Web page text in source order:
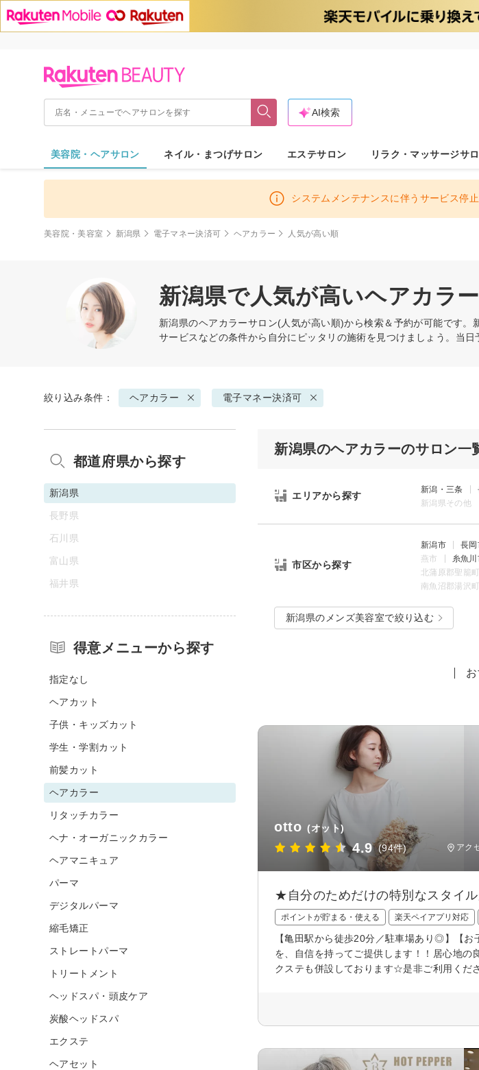
AI検索
美容院・ヘアサロン ネイル・まつげサロン エステサロン リラク・マッサージサ
システムメンテナンスに伴うサービス停
美容院・美容室 新潟県 電子マネー決済可 ヘアカラー 人気が高い順
新潟県で人気が高いヘアカラ
新潟県のヘアカラーサロン(人気が高い順)から検索＆予約が可能です。
サービスなどの条件から自分にピッタリの施術を見つけましょう。当日
絞り込み条件： ヘアカラー 電子マネー決済可
新潟県のヘアカラーのサロン一
エリアから探す
新潟・三条
新潟県その他
市区から探す
新潟市 長岡
燕市
糸魚
北蒲原郡聖籠町
南魚沼郡湯沢町
新潟県のメンズ美容室で絞り込む
otto (オット)
4.9 (94件) アク
★自分のためだけの特別なスタイ
ポイントが貯まる・使える 楽天ペイアプリ対応
【亀田駅から徒歩20分／駐車場あり◎】【
を、自信を持ってご提供します！！居心地
クステも併設しております☆是非ご利用くだ
都道府県から探す
新潟県
長野県
石川県
富山県
福井県
得意メニューから探す
指定なし
ヘアカット
子供・キッズカット
学生・学割カット
前髪カット
ヘアカラー
リタッチカラー
ヘナ・オーガニックカラー
ヘアマニキュア
パーマ
デジタルパーマ
縮毛矯正
ストレートパーマ
トリートメント
ヘッドスパ・頭皮ケア
炭酸ヘッドスパ
エクステ
ヘアセット